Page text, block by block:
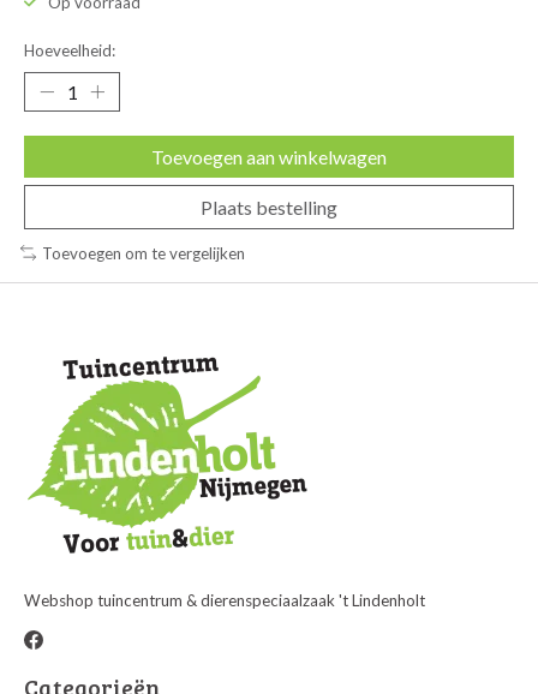
Hoeveelheid:
Toevoegen aan winkelwagen
Plaats bestelling
Toevoegen om te vergelijken
Webshop tuincentrum & dierenspeciaalzaak 't Lindenholt
Categorieën